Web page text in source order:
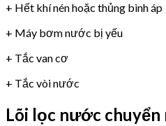
+ Hết khí nén hoặc thủng bình áp
+ Máy bơm nước bị yếu
+ Tắc van cơ
+ Tắc vòi nước
Lõi lọc nước chuyển